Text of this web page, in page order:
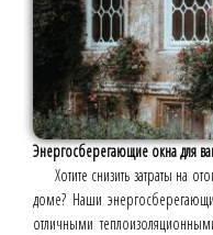
Энергосберегающие окна для
Хотите снизить затраты на
доме? Наши
отличными